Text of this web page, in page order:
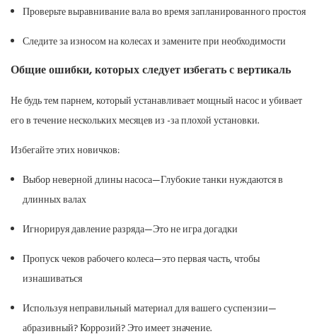
Проверьте выравнивание вала во время запланированного простоя
Следите за износом на колесах и замените при необходимости
Общие ошибки, которых следует избегать с вертикаль
Не будь тем парнем, который устанавливает мощный насос и убивает
его в течение нескольких месяцев из -за плохой установки.
Избегайте этих новичков:
Выбор неверной длины насоса—Глубокие танки нуждаются в
длинных валах
Игнорируя давление разряда—Это не игра догадки
Пропуск чеков рабочего колеса—это первая часть, чтобы
изнашиваться
Используя неправильный материал для вашего суспензии—
абразивный? Коррозий? Это имеет значение.